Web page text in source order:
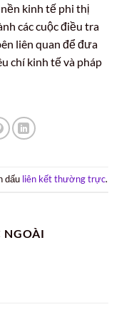
kinh tế phi thị
các cuộc điều tra
liên quan để đưa
chí kinh tế và pháp
dấu liên kết thường trực.
NGOÀI